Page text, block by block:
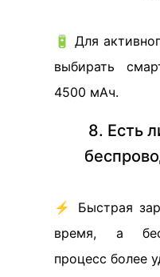
🔋 Для
выбирать
4500 мАч.
8. Есть
⚡ Быстрая
время, а
процесс более